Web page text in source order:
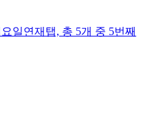
요일연재 탭, 총 5개 중 5번째